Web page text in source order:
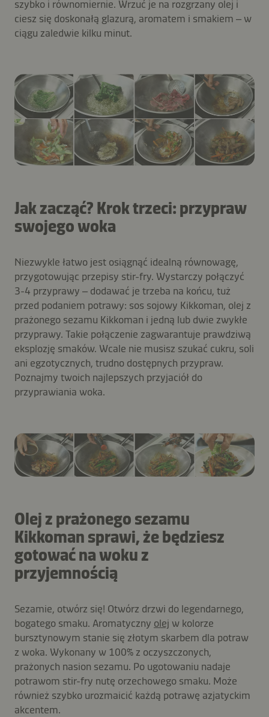
szybko i równomiernie. Wrzuć je na rozgrzany olej i
ciesz się doskonałą glazurą, aromatem i smakiem – w
ciągu zaledwie kilku minut.
Jak zacząć? Krok trzeci: przypraw
swojego woka
Niezwykle łatwo jest osiągnąć idealną równowagę,
przygotowując przepisy stir-fry. Wystarczy połączyć
3-4 przyprawy – dodawać je trzeba na końcu, tuż
przed podaniem potrawy: sos sojowy Kikkoman, olej z
prażonego sezamu Kikkoman i jedną lub dwie zwykłe
przyprawy. Takie połączenie zagwarantuje prawdziwą
eksplozję smaków. Wcale nie musisz szukać cukru, soli
ani egzotycznych, trudno dostępnych przypraw.
Poznajmy twoich najlepszych przyjaciół do
przyprawiania woka.
Olej z prażonego sezamu
Kikkoman sprawi, że będziesz
gotować na woku z
przyjemnością
Sezamie, otwórz się! Otwórz drzwi do legendarnego,
bogatego smaku. Aromatyczny olej w kolorze
bursztynowym stanie się złotym skarbem dla potraw
z woka. Wykonany w 100% z oczyszczonych,
prażonych nasion sezamu. Po ugotowaniu nadaje
potrawom stir-fry nutę orzechowego smaku. Może
również szybko urozmaicić każdą potrawę azjatyckim
akcentem.